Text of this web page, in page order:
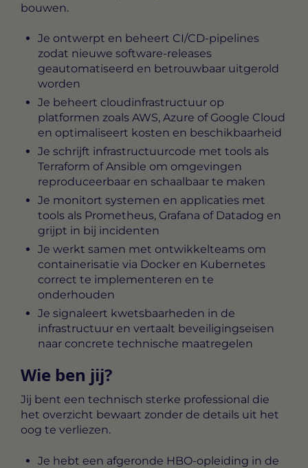
bouwen.
Je ontwerpt en beheert CI/CD-pipelines
zodat nieuwe software-releases
geautomatiseerd en betrouwbaar uitgerold
worden
Je beheert cloudinfrastructuur op
platformen zoals AWS, Azure of Google Cloud
en optimaliseert kosten en beschikbaarheid
Je schrijft infrastructuurcode met tools als
Terraform of Ansible om omgevingen
reproduceerbaar en schaalbaar te maken
Je monitort systemen en applicaties met
tools als Prometheus, Grafana of Datadog en
grijpt in bij incidenten
Je werkt samen met ontwikkelteams om
containerisatie via Docker en Kubernetes
correct te implementeren en te
onderhouden
Je signaleert kwetsbaarheden in de
infrastructuur en vertaalt beveiligingseisen
naar concrete technische maatregelen
Wie ben jij?
Jij bent een technisch sterke professional die
het overzicht bewaart zonder de details uit het
oog te verliezen.
Je hebt een afgeronde HBO-opleiding in de